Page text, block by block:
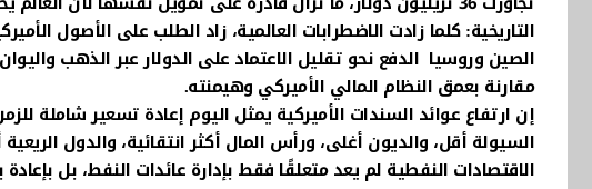
التاريخية: كلما زادت الاضطرابات العالمية، زاد الطلب على الأصول
الصين وروسيا الدفع نحو تقليل الاعتماد على الدولار عبر الذهب
مقارنة بعمق النظام المالي الأميركي وهيمنته.
إن ارتفاع عوائد السندات الأميركية يمثل اليوم إعادة تسعير شاملة
السيولة أقل، والديون أغلى، ورأس المال أكثر انتقائية، والدول
الاقتصادات النفطية لم يعد متعلقًا فقط بإدارة عائدات النفط، بل